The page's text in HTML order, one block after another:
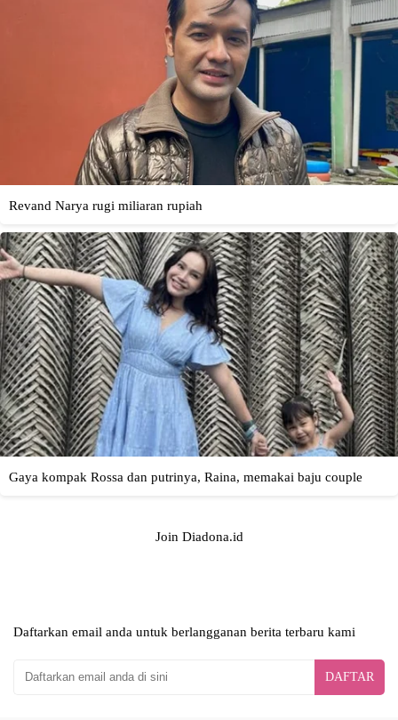
Join Diadona.id
Daftarkan email anda untuk berlangganan berita terbaru kami
DAFTAR